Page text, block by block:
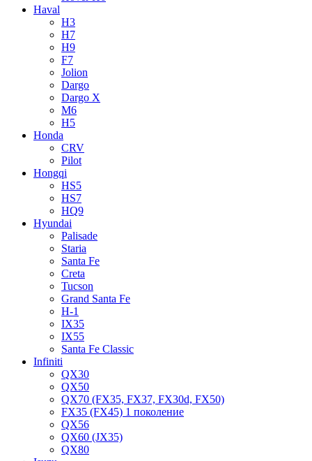
Haval
H3
H7
H9
F7
Jolion
Dargo
Dargo X
M6
H5
Honda
CRV
Pilot
Hongqi
HS5
HS7
HQ9
Hyundai
Palisade
Staria
Santa Fe
Creta
Tucson
Grand Santa Fe
H-1
IX35
IX55
Santa Fe Classic
Infiniti
QX30
QX50
QX70 (FX35, FX37, FX30d, FX50)
FX35 (FX45) 1 поколение
QX56
QX60 (JX35)
QX80